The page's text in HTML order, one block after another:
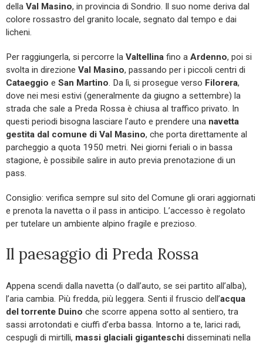
della Val Masino, in provincia di Sondrio. Il suo nome deriva dal
colore rossastro del granito locale, segnato dal tempo e dai
licheni.
Per raggiungerla, si percorre la Valtellina fino a Ardenno, poi si
svolta in direzione Val Masino, passando per i piccoli centri di
Cataeggio e San Martino. Da lì, si prosegue verso Filorera,
dove nei mesi estivi (generalmente da giugno a settembre) la
strada che sale a Preda Rossa è chiusa al traffico privato. In
questi periodi bisogna lasciare l’auto e prendere una navetta
gestita dal comune di Val Masino, che porta direttamente al
parcheggio a quota 1950 metri. Nei giorni feriali o in bassa
stagione, è possibile salire in auto previa prenotazione di un
pass.
Consiglio: verifica sempre sul sito del Comune gli orari aggiornati
e prenota la navetta o il pass in anticipo. L’accesso è regolato
per tutelare un ambiente alpino fragile e prezioso.
Il paesaggio di Preda Rossa
Appena scendi dalla navetta (o dall’auto, se sei partito all’alba),
l’aria cambia. Più fredda, più leggera. Senti il fruscio dell’acqua
del torrente Duino che scorre appena sotto al sentiero, tra
sassi arrotondati e ciuffi d’erba bassa. Intorno a te, larici radi,
cespugli di mirtilli, massi glaciali giganteschi disseminati nella